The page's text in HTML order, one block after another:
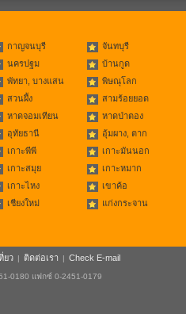
กาญจนบุรี
จันทบุรี
นครปฐม
บ้านกูด
พัทยา, บางแสน
พิษณุโลก
สวนผึ้ง
สามร้อยยอด
หาดจอมเทียน
หาดป่าตอง
อุทัยธานี
อุ้มผาง, ตาก
เกาะพีพี
เกาะมันนอก
เกาะสมุย
เกาะหมาก
เกาะไหง
เขาค้อ
เชียงใหม่
แก่งกระจาน
ยว | ติดต่อเรา | Check E-mail
0180 แฟกซ์ 0-2451-0179